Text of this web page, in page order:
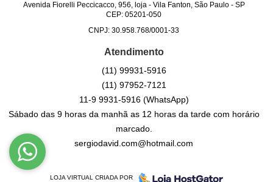
Avenida Fiorelli Peccicacco, 956, loja - Vila Fanton, São Paulo- SP
CEP: 05201-050
CNPJ: 30.958.768/0001-33
Atendimento
(11) 99931-5916
(11) 97952-7121
11-99931-5916 (WhatsApp)
Sábado das 9 horas da manhã as 12 horas da tarde com horário
marcado.
sergiodavid.com@hotmail.com
LOJA VIRTUAL CRIADA POR